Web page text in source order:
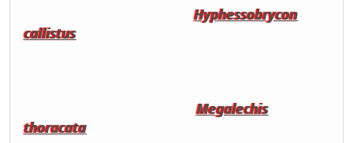
Hyphessobrycon
callistus
Megalechis
thoracata